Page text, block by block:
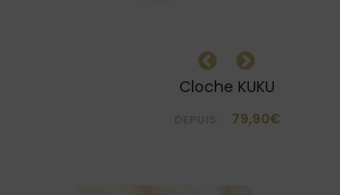
Cloche KUKU
79,90€